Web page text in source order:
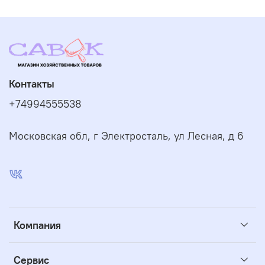
Компания
Сервис
Контакты
+74994555538
Московская обл, г Электросталь, ул Лесная, д 6